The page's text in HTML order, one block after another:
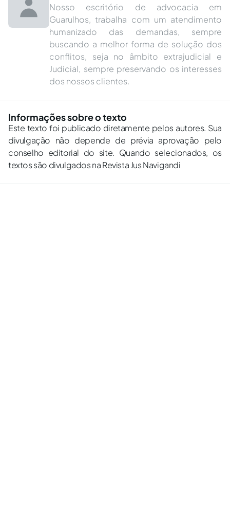
Nosso escritório de advocacia em
Guarulhos, trabalha com um atendimento
humanizado das demandas, sempre
buscando a melhor forma de solução dos
conflitos, seja no âmbito extrajudicial e
Judicial, sempre preservando os interesses
dos nossos clientes.
Informações sobre o texto
Este texto foi publicado diretamente pelos autores. Sua
divulgação não depende de prévia aprovação pelo
conselho editorial do site. Quando selecionados, os
textos são divulgados na Revista Jus Navigandi